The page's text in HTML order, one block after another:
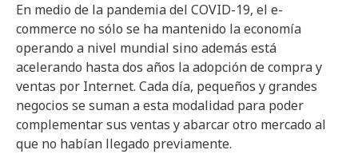
En medio de la pandemia del COVID-19, el e-
commerce no sólo se ha mantenido la economía
operando a nivel mundial sino además está
acelerando hasta dos años la adopción de compra y
ventas por Internet. Cada día, pequeños y grandes
negocios se suman a esta modalidad para poder
complementar sus ventas y abarcar otro mercado al
que no habían llegado previamente.